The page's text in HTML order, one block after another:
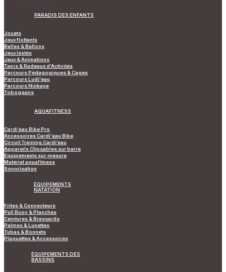
PARADIS DES ENFANTS
Jouets
Jeux flottants
Balles & Ballons
Jeux lestés
Jeux & Animations
Tapis & Radeaux d’Activités
Parcours Pédagogiques & Cages
Parcours Ludi'eau
Parcours Ninkaya
Toboggans
AQUAFITNESS
Cardi’eau Bike Pro
Accessoires Cardi'eau Bike
Circuit Training Cardi’eau
Appareils Clipsables sur barre
Equipements sur-mesure
Matériel aquafitness
Sonorisation
ÉQUIPEMENTS
NATATION
Frites & Connecteurs
Pull Buoy & Planches
Ceintures & Brassards
Palmes & Lunettes
Tubas & Bonnets
Plaquettes & Accessoires
ÉQUIPEMENTS DES
BASSINS